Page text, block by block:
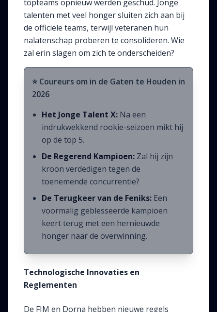
topteams opnieuw werden geschud. Jonge
talenten met veel honger sluiten zich aan bij
de officiële teams, terwijl veteranen hun
nalatenschap proberen te consolideren. Wie
zal erin slagen om zich te onderscheiden?
⭐ Coureurs om in de Gaten te Houden in
2026
Het Jonge Talent X: Na een
indrukwekkend rookie-seizoen mikt hij
op de top 5.
De Regerend Kampioen: Zal hij zijn
kroon verdedigen tegen de
toenemende concurrentie?
De Terugkeer van de Feniks: Een
voormalig geblesseerde kampioen
keert terug met een hernieuwde
honger naar de overwinning.
Technologische Innovaties en
Reglementen
De FIM en Dorna hebben nieuwe regels